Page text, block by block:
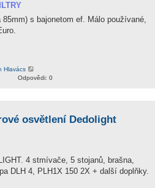
s bajonetom ef. Málo používané,
Hlavács
Odpovědi: 0
osvětlení Dedolight
4 stmívače, 5 stojanů, brašna,
DLH 4, PLH1X 150 2X + další doplňky.